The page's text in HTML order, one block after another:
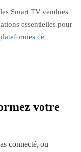
Smart TV vendues
essentielles pour
de
votre
connecté, ou